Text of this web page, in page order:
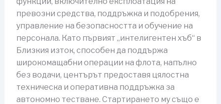
превозни средства, поддръжка и подобрения,
управление на безопасността и обучение на
персонала. Като първият „интелигентен хъб“ в
Близкия изток, способен да поддържа
широкомащабни операции на флота, напълно
без водачи, центърът предоставя цялостна
техническа и оперативна поддръжка за
автономно тестване. Стартирането му също е